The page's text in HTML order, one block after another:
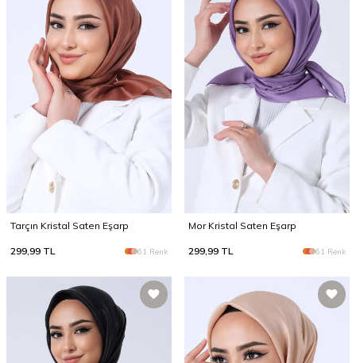
Tarçın Kristal Saten Eşarp
299,99 TL 61 Renk
Mor Kristal Saten Eşarp
299,99 TL 61 Renk